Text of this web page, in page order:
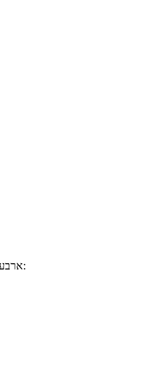
ארבעת מינים אלו מייצגים את עולם הצומח ובמקביל את עולם האדם. אם נסתכל בהיבט החיצוני נוכל לראות כי כל אחד מארבעת המינים דומה לאיבר בגופנו: